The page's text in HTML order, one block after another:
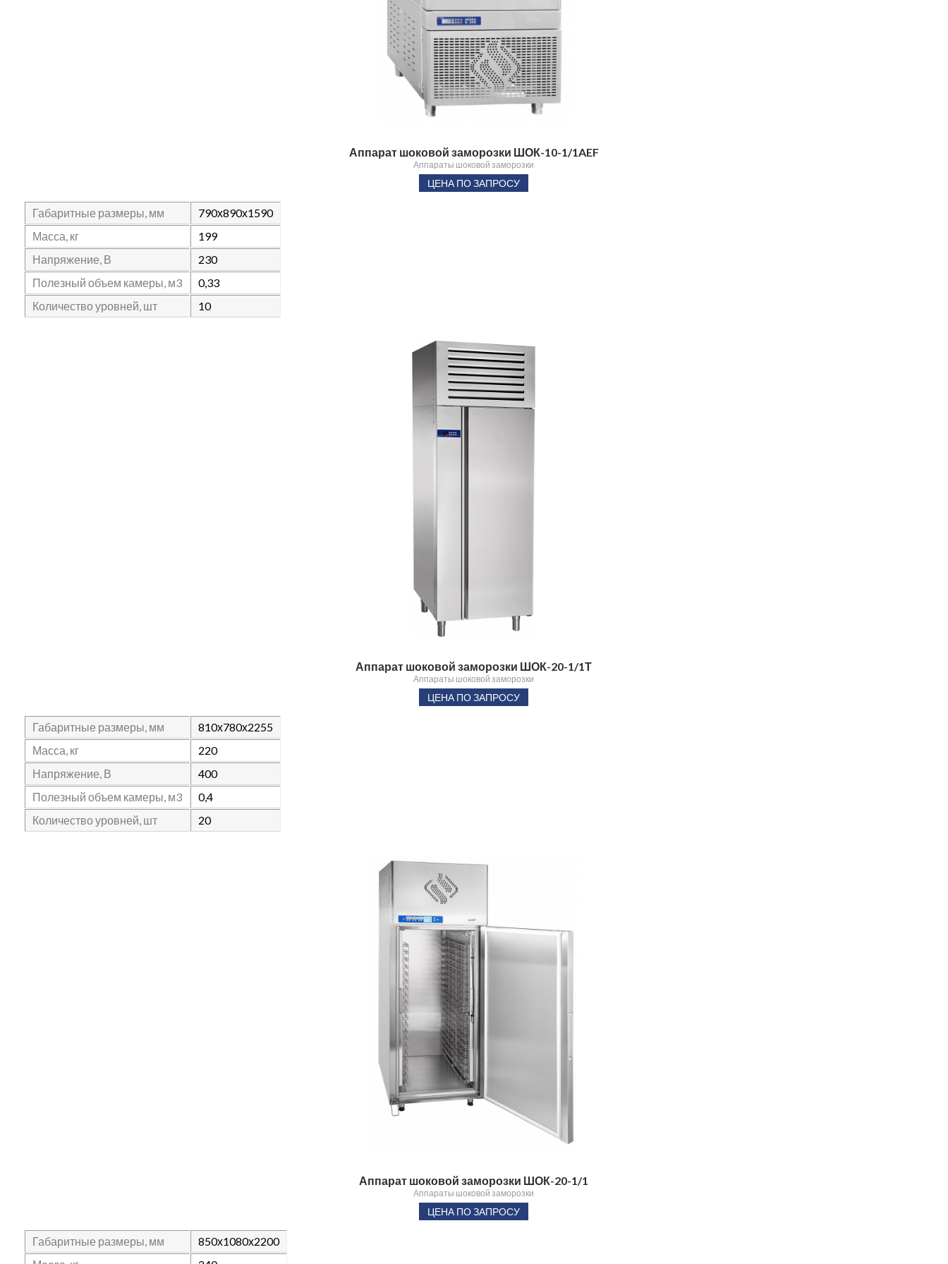
Аппарат шоковой заморозки ШОК-10-1/1AEF
Аппараты шоковой заморозки
ЦЕНА ПО ЗАПРОСУ
Габаритные размеры, мм
790х890х1590
Масса, кг
199
Напряжение, В
230
Полезный объем камеры, м3
0,33
Количество уровней, шт
10
Аппарат шоковой заморозки ШОК-20-1/1Т
Аппараты шоковой заморозки
ЦЕНА ПО ЗАПРОСУ
Габаритные размеры, мм
810х780х2255
Масса, кг
220
Напряжение, В
400
Полезный объем камеры, м3
0,4
Количество уровней, шт
20
Аппарат шоковой заморозки ШОК-20-1/1
Аппараты шоковой заморозки
ЦЕНА ПО ЗАПРОСУ
Габаритные размеры, мм
850х1080х2200